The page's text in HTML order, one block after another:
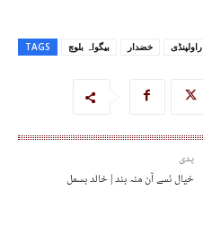
TAGS بیگواہ بلوچ خضدار راولپنڈی
پدی
خیال ئسے آن منہ بند | خالد بسمل